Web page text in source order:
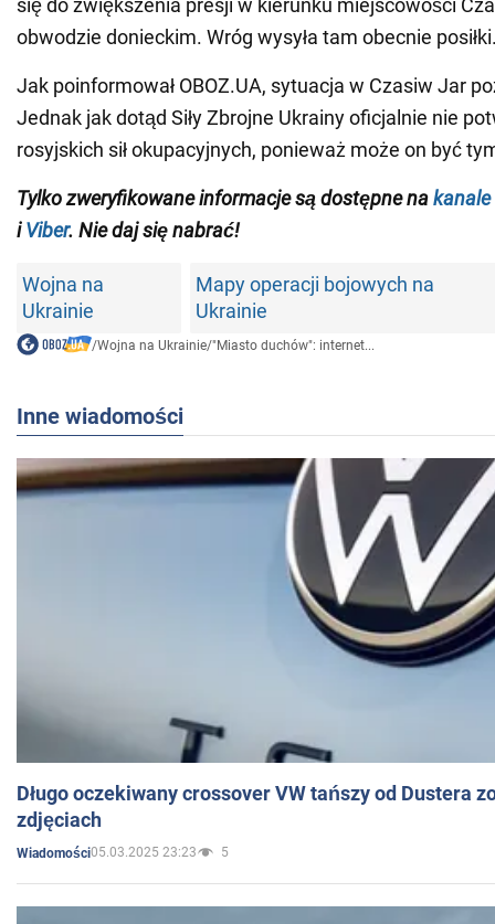
się do zwiększenia presji w kierunku miejscowości
obwodzie donieckim. Wróg wysyła tam obecnie
Jak poinformował OBOZ.UA, sytuacja w Czasiw Jar
Jednak jak dotąd Siły Zbrojne Ukrainy oficjalnie nie
rosyjskich sił okupacyjnych, ponieważ może on być
Tylko zweryfikowane informacje są dostępne nakanale
iViber. Nie daj się nabrać!
Wojna na
Ukrainie
Mapy operacji bojowych na
Ukrainie
/Wojna na Ukrainie/"Miasto duchów": internet...
Inne wiadomości
Długo oczekiwany crossover VW tańszy od Dustera
zdjęciach
Wiadomości05.03.2025 23:23 5